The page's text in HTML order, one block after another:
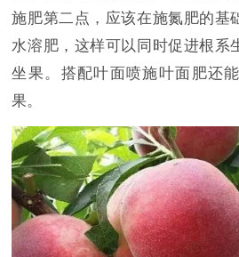
施肥第二点，应该在施氮肥的基
水溶肥，这样可以同时促进根系
坐果。搭配叶面喷施叶面肥还
果。